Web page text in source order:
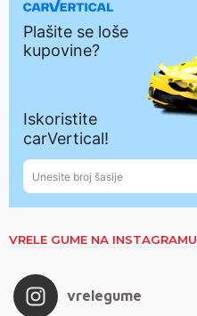
VRELE GUME NA INSTAGRAMU
vrelegume